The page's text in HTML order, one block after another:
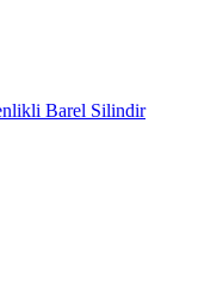
Barel Silindir